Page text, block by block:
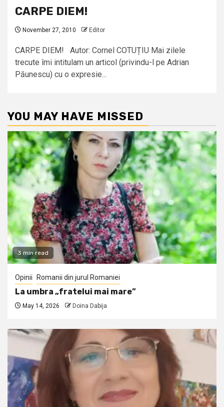
CARPE DIEM!
November 27, 2010 Editor
CARPE DIEM! Autor: Cornel COTUȚIU Mai zilele
trecute îmi intitulam un articol (privindu-l pe Adrian
Păunescu) cu o expresie...
YOU MAY HAVE MISSED
3 min read
Opinii Romanii din jurul Romaniei
La umbra „fratelui mai mare”
May 14, 2026 Doina Dabija